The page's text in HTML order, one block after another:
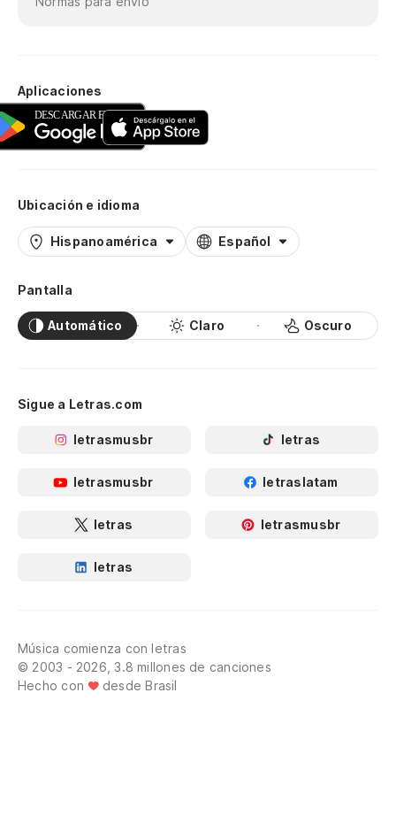
Aplicaciones
Ubicación e idioma
Hispanoamérica Español
Pantalla
Automático Claro Oscuro
Sigue a Letras.com
letrasmusbr letras
letrasmusbr letraslatam
letras letrasmusbr
letras
Música comienza con letras
© 2003 - 2026, 3.8 millones de canciones
Hecho con
desde Brasil